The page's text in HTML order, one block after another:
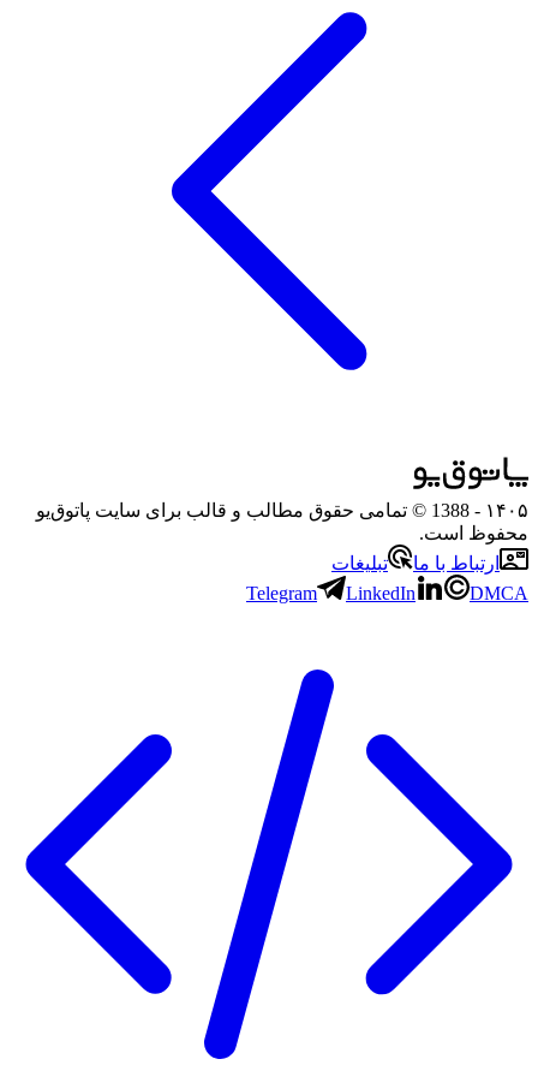
۱۴۰۵
- 1388 © تمامی حقوق مطالب و قالب برای سایت پاتوق‌یو
محفوظ است.
ارتباط با ما
تبلیغات
Telegram
LinkedIn DMCA